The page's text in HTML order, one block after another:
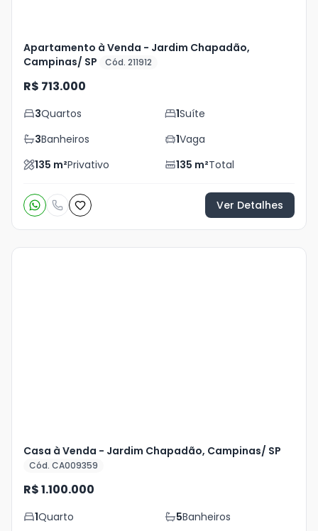
Apartamento à Venda - Jardim Chapadão,
Campinas/ SP
Cód. 211912
R$ 713.000
3Quartos 1Suíte
3Banheiros 1Vaga
135 m²Privativo 135 m²Total
Ver Detalhes
Casa à Venda - Jardim Chapadão, Campinas/ SP
Cód. CA009359
R$ 1.100.000
1Quarto 5Banheiros